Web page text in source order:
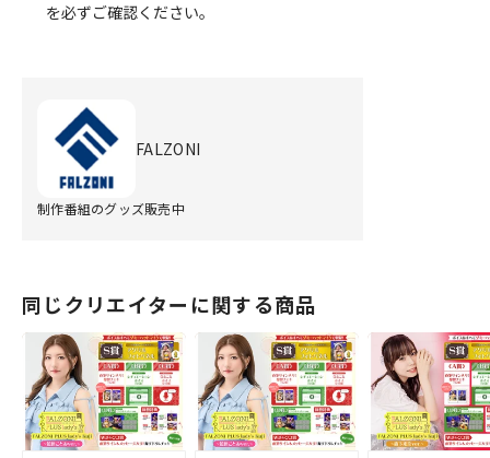
を必ずご確認ください。
FALZONI
制作番組のグッズ販売中
同じクリエイターに関する商品